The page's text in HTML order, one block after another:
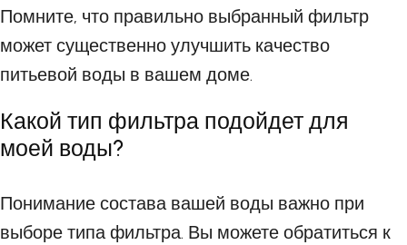
Помните, что правильно выбранный фильтр
может существенно улучшить качество
питьевой воды в вашем доме.
Какой тип фильтра подойдет для
моей воды?
Понимание состава вашей воды важно при
выборе типа фильтра. Вы можете обратиться к